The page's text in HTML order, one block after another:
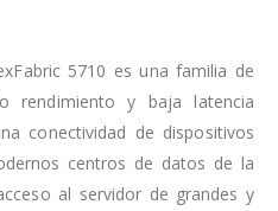
5710 es una familia de
rendimiento y baja latencia
conectividad de dispositivos
centros de datos de la
al servidor de grandes y